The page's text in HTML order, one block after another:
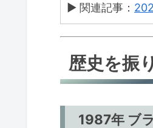
▶ 関連記事：
歴史を振
1987年 ブ